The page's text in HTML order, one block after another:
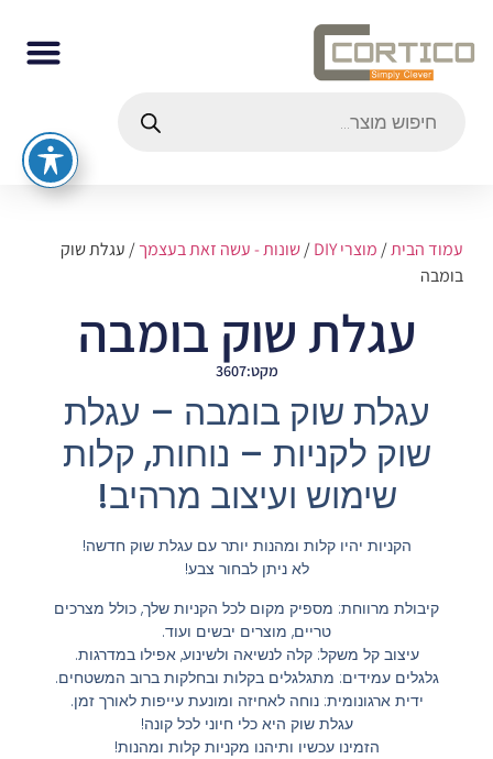
עמוד הבית/מוצרי DIY /שונות - עשה זאת בעצמך/ עגלת שוק
בומבה
עגלת שוק בומבה
מקט:3607
עגלת שוק בומבה – עגלת
שוק לקניות – נוחות, קלות
שימוש ועיצוב מרהיב!
הקניות יהיו קלות ומהנות יותר עם עגלת שוק חדשה!
לא ניתן לבחור צבע!
קיבולת מרווחת: מספיק מקום לכל הקניות שלך, כולל מצרכים
טריים, מוצרים יבשים ועוד.
עיצוב קל משקל: קלה לנשיאה ולשינוע, אפילו במדרגות.
גלגלים עמידים: מתגלגלים בקלות ובחלקות ברוב המשטחים.
ידית ארגונומית: נוחה לאחיזה ומונעת עייפות לאורך זמן.
עגלת שוק היא כלי חיוני לכל קונה!
הזמינו עכשיו ותיהנו מקניות קלות ומהנות!